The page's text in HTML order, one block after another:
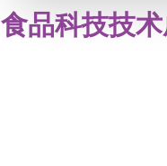
食品科技技